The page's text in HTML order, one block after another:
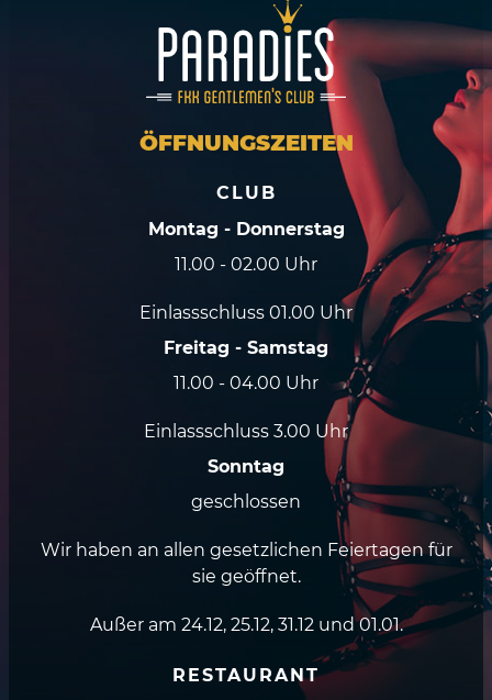
ÖFFNUNGSZEITEN
CLUB
Montag - Donnerstag
11.00 - 02.00 Uhr
Einlassschluss 01.00 Uhr
Freitag - Samstag
11.00 - 04.00 Uhr
Einlassschluss 3.00 Uhr
Sonntag
geschlossen
Wir haben an allen gesetzlichen Feiertagen für
sie geöffnet.
Außer am 24.12, 25.12, 31.12 und 01.01.
RESTAURANT